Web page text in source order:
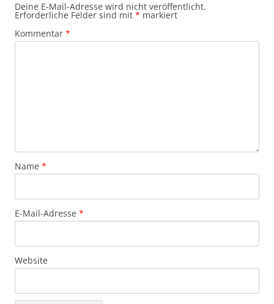
Deine E-Mail-Adresse wird nicht veröffentlicht.
Erforderliche Felder sind mit * markiert
Kommentar *
Name *
E-Mail-Adresse *
Website